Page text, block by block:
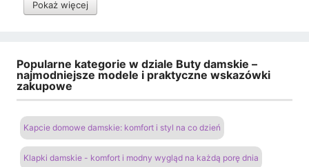
Pokaż więcej
Popularne kategorie w dziale Buty damskie –
najmodniejsze modele i praktyczne wskazówki
zakupowe
Kapcie domowe damskie: komfort i styl na co dzień
Klapki damskie - komfort i modny wygląd na każdą porę dnia